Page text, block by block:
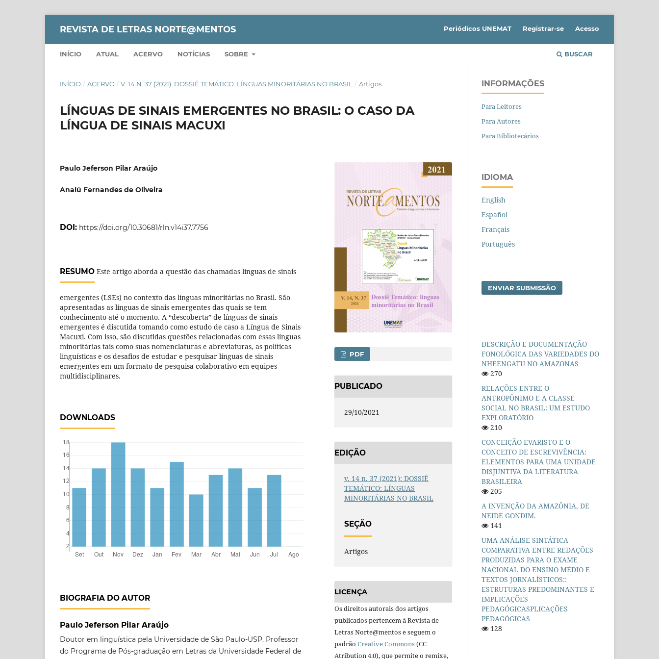
REVISTA DE LETRAS NORTE@MENTOS
INÍCIO ATUAL ACERVO NOTÍCIAS SOBRE BUSCAR
Periódicos UNEMAT Registrar-se Acesso
INÍCIO / ACERVO / V. 14 N. 37 (2021): DOSSIÊ TEMÁTICO: LÍNGUAS MINORITÁRIAS NO BRASIL / Artigos
LÍNGUAS DE SINAIS EMERGENTES NO BRASIL: O CASO DA
LÍNGUA DE SINAIS MACUXI
Paulo Jeferson Pilar Araújo
Analú Fernandes de Oliveira
DOI: https://doi.org/10.30681/rln.v14i37.7756
RESUMO Este artigo aborda a questão das chamadas línguas de sinais
emergentes (LSEs) no contexto das línguas minoritárias no Brasil. São
apresentadas as línguas de sinais emergentes das quais se tem
conhecimento até o momento. A “descoberta” de línguas de sinais
emergentes é discutida tomando como estudo de caso a Língua de Sinais
Macuxi. Com isso, são discutidas questões relacionadas com essas línguas
minoritárias tais como suas nomenclaturas e abreviaturas, as políticas
linguísticas e os desafios de estudar e pesquisar línguas de sinais
emergentes em um formato de pesquisa colaborativo em equipes
multidisciplinares.
DOWNLOADS
BIOGRAFIA DO AUTOR
Paulo Jeferson Pilar Araújo
Doutor em linguística pela Universidade de São Paulo-USP. Professor
do Programa de Pós-graduação em Letras da Universidade Federal de
PDF
PUBLICADO
29/10/2021
EDIÇÃO
v. 14 n. 37 (2021): DOSSIÊ
TEMÁTICO: LÍNGUAS
MINORITÁRIAS NO BRASIL
SEÇÃO
Artigos
LICENÇA
Os direitos autorais dos artigos
publicados pertencem à Revista de
Letras Norte@mentos e seguem o
padrão Creative Commons(CC
Atribution 4.0), que permite o remixe,
INFORMAÇÕES
Para Leitores
Para Autores
Para Bibliotecários
IDIOMA
English
Español
Français
Português
ENVIAR SUBMISSÃO
DESCRIÇÃO E DOCUMENTAÇÃO
FONOLÓGICA DAS VARIEDADES DO
NHEENGATU NO AMAZONAS
270
RELAÇÕES ENTRE O
ANTROPÔNIMO E A CLASSE
SOCIAL NO BRASIL: UM ESTUDO
EXPLORATÓRIO
210
CONCEIÇÃO EVARISTO E O
CONCEITO DE ESCREVIVÊNCIA:
ELEMENTOS PARA UMA UNIDADE
DISJUNTIVA DA LITERATURA
BRASILEIRA
205
A INVENÇÃO DA AMAZÔNIA, DE
NEIDE GONDIM.
141
UMA ANÁLISE SINTÁTICA
COMPARATIVA ENTRE REDAÇÕES
PRODUZIDAS PARA O EXAME
NACIONAL DO ENSINO MÉDIO E
TEXTOS JORNALÍSTICOS::
ESTRUTURAS PREDOMINANTES E
IMPLICAÇÕES
PEDAGÓGICASPLICAÇÕES
PEDAGÓGICAS
128